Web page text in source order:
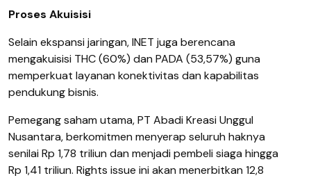
Proses Akuisisi
Selain ekspansi jaringan, INET juga berencana
mengakuisisi THC (60%) dan PADA (53,57%) guna
memperkuat layanan konektivitas dan kapabilitas
pendukung bisnis.
Pemegang saham utama, PT Abadi Kreasi Unggul
Nusantara, berkomitmen menyerap seluruh haknya
senilai Rp 1,78 triliun dan menjadi pembeli siaga hingga
Rp 1,41 triliun. Rights issue ini akan menerbitkan 12,8